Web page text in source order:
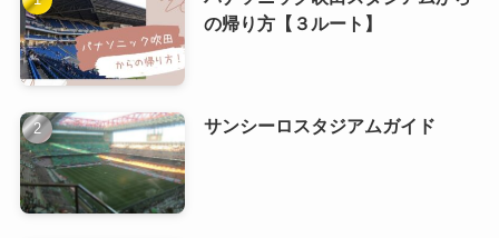
の帰り方【３ルート】
サンシーロスタジアムガイド